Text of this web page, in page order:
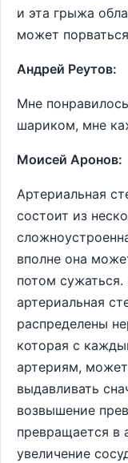
и эта грыжа
может
Андрей Реутов:
Мне
шариком, мне
Моисей Аронов:
Артериальная
состоит из
вполне она
потом сужаться.
артериальная
распределены
которая с
артериям, может
выдавливать
возвышение
превращается в
увеличение